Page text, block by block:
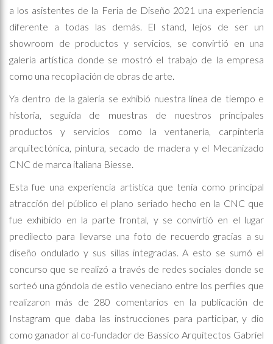
a los asistentes de la Feria de Diseño 2021 una experiencia
diferente a todas las demás. El stand, lejos de ser un
showroom de productos y servicios, se convirtió en una
galería artística donde se mostró el trabajo de la empresa
como una recopilación de obras de arte.
Ya dentro de la galería se exhibió nuestra línea de tiempo e
historia, seguida de muestras de nuestros principales
productos y servicios como la ventanería, carpintería
arquitectónica, pintura, secado de madera y el Mecanizado
CNC de marca italiana Biesse.
Esta fue una experiencia artística que tenía como principal
atracción del público el plano seriado hecho en la CNC que
fue exhibido en la parte frontal, y se convirtió en el lugar
predilecto para llevarse una foto de recuerdo gracias a su
diseño ondulado y sus sillas integradas. A esto se sumó el
concurso que se realizó a través de redes sociales donde se
sorteó una góndola de estilo veneciano entre los perfiles que
realizaron más de 280 comentarios en la publicación de
Instagram que daba las instrucciones para participar, y dio
como ganador al co-fundador de Bassico Arquitectos Gabriel